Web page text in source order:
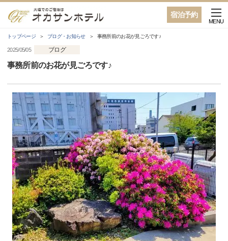
宿泊予約
MENU
トップページ ブログ・お知らせ 事務所前のお花が見ごろです♪
2025/05/05 ブログ
事務所前のお花が見ごろです♪